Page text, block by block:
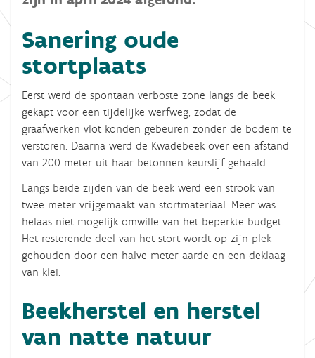
Sanering oude
stortplaats
Eerst werd de spontaan verboste zone langs de beek
gekapt voor een tijdelijke werfweg, zodat de
graafwerken vlot konden gebeuren zonder de bodem te
verstoren. Daarna werd de Kwadebeek over een afstand
van 200 meter uit haar betonnen keurslijf gehaald.
Langs beide zijden van de beek werd een strook van
twee meter vrijgemaakt van stortmateriaal. Meer was
helaas niet mogelijk omwille van het beperkte budget.
Het resterende deel van het stort wordt op zijn plek
gehouden door een halve meter aarde en een deklaag
van klei.
Beekherstel en herstel
van natte natuur